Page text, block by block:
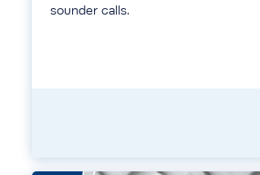
sounder calls.